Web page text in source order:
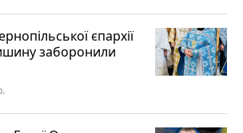
єпархії
заборонили